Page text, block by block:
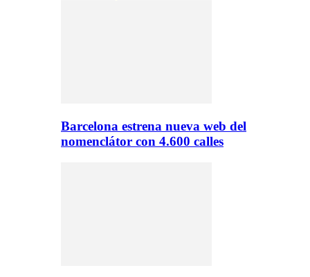
Barcelona estrena nueva web del
nomenclátor con 4.600 calles